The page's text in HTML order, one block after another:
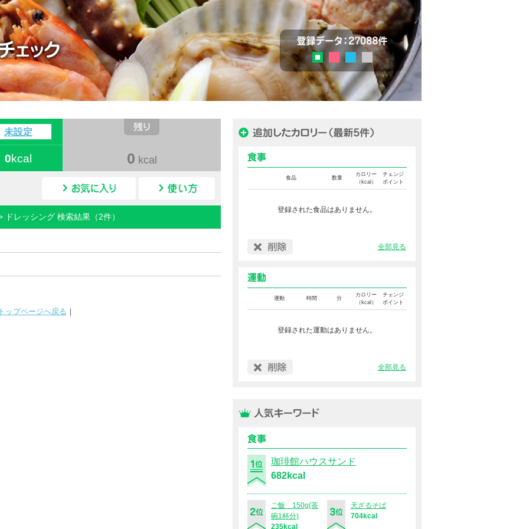
ハピルス カロリーチェック 登録データ：27036品目
ピンク ブルーグレー
食品 数量
カロリー
（kcal）
チェンジ
ポイント
登録された食品はありません。
全部見る
運動 時間 分
カロリー
（kcal）
チェンジ
ポイント
登録された運動はありません。
全部見る
珈琲館ハウスサンド
682kcal
ご飯 150g(茶
碗1杯分)
235kcal
天ざるそば
704kcal
未設定
0kcal 0 kcal
カロリー検索
レッシング 検索結果（2件）
ップページへ戻る ｜